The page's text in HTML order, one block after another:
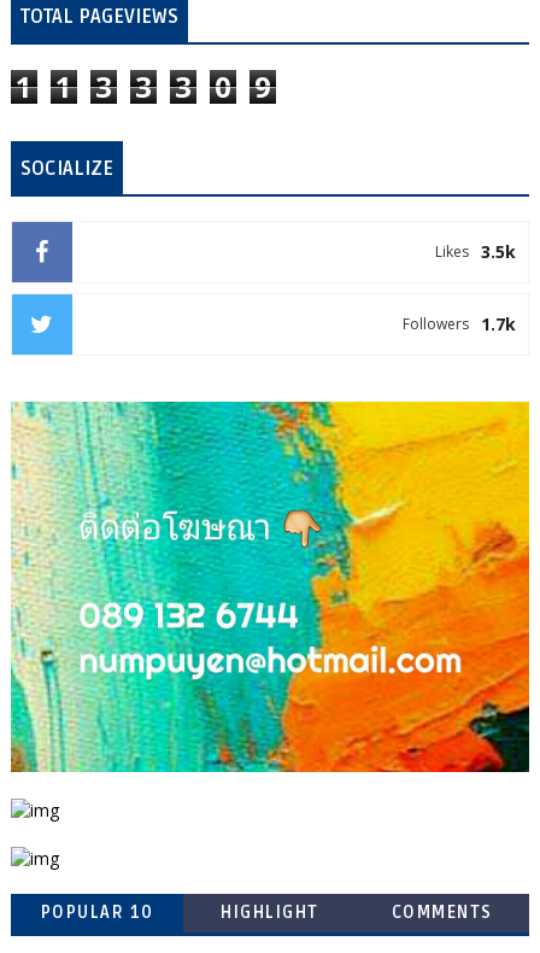
TOTAL PAGEVIEWS
1 1 3 3 3 0 9
SOCIALIZE
3.5k
Likes
1.7k
Followers
POPULAR 10 HIGHLIGHT COMMENTS